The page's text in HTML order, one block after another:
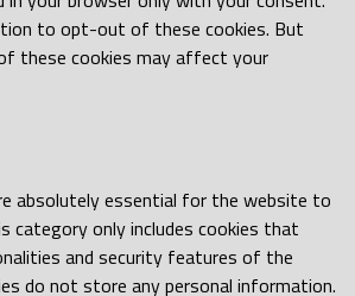
to opt-out of these cookies. But
these cookies may affect your
absolutely essential for the website to
category only includes cookies that
and security features of the
do not store any personal information.